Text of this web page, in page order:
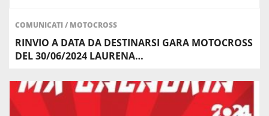
COMUNICATI/ MOTOCROSS
RINVIO A DATA DA DESTINARSI GARA MOTOCROSS
DEL 30/06/2024 LAURENA…